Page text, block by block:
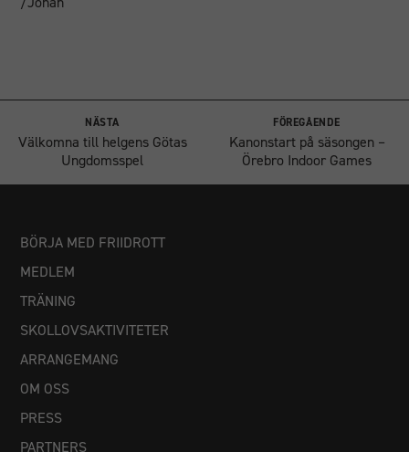
NÄSTA
Välkomna till helgens Götas
Ungdomsspel
FÖREGÅENDE
Kanonstart på säsongen –
Örebro Indoor Games
BÖRJA MED FRIIDROTT
MEDLEM
TRÄNING
SKOLLOVSAKTIVITETER
ARRANGEMANG
OM OSS
PRESS
PARTNERS
Dessa
cookies går
inte att välja
bort. De